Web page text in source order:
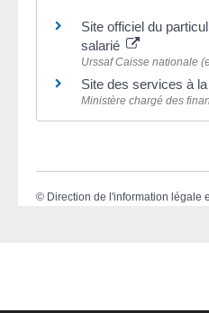
Site officiel du
salarié
Urssaf Caisse nationale
Site des services à
Ministère chargé des
© Direction de l'information légale